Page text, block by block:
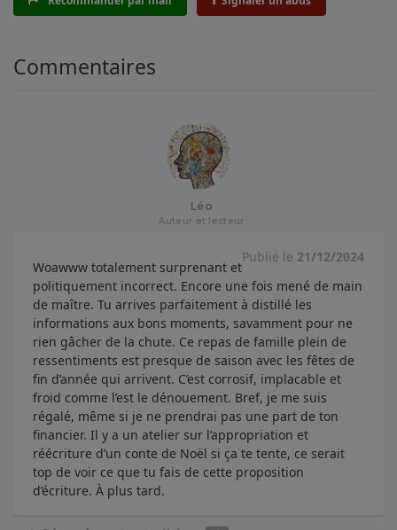
Commentaires
Léo
Auteur et lecteur
Publié le 21/12/2024
Woawww totalement surprenant et
politiquement incorrect. Encore une fois mené de main
de maître. Tu arrives parfaitement à distillé les
informations aux bons moments, savamment pour ne
rien gâcher de la chute. Ce repas de famille plein de
ressentiments est presque de saison avec les fêtes de
fin d’année qui arrivent. C’est corrosif, implacable et
froid comme l’est le dénouement. Bref, je me suis
régalé, même si je ne prendrai pas une part de ton
financier. Il y a un atelier sur l’appropriation et
réécriture d’un conte de Noël si ça te tente, ce serait
top de voir ce que tu fais de cette proposition
d’écriture. À plus tard.